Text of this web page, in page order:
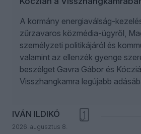
A kormány energiaválság-
zűrzavaros közmédia-ügyről,
személyzeti politikájáról és
valamint az ellenzék gyenge
beszélget Gavra Gábor és
Visszhangkamra legújabb
IVÁN ILDIKÓ
2026. augusztus 8.
1